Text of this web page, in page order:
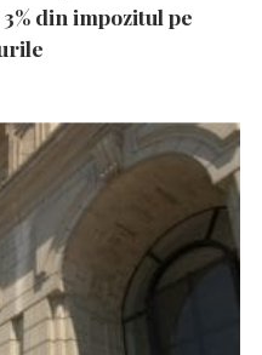
din impozitul pe